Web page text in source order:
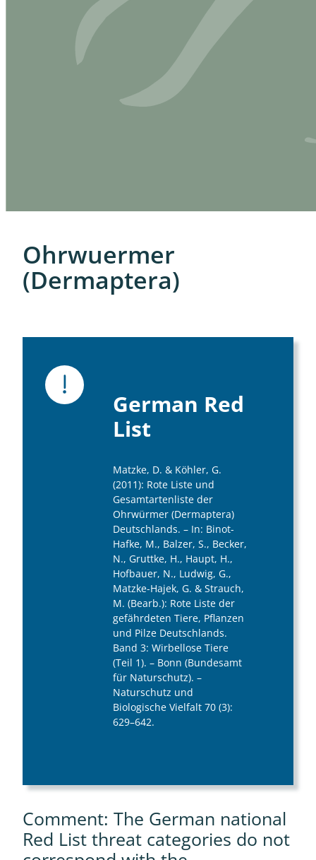
Ohrwuermer
(Dermaptera)
German Red
List
Matzke, D. & Köhler, G.
(2011): Rote Liste und
Gesamtartenliste der
Ohrwürmer (Dermaptera)
Deutschlands. – In: Binot-
Hafke, M., Balzer, S., Becker,
N., Gruttke, H., Haupt, H.,
Hofbauer, N., Ludwig, G.,
Matzke-Hajek, G. & Strauch,
M. (Bearb.): Rote Liste der
gefährdeten Tiere, Pflanzen
und Pilze Deutschlands.
Band 3: Wirbellose Tiere
(Teil 1). – Bonn (Bundesamt
für Naturschutz). –
Naturschutz und
Biologische Vielfalt 70 (3):
629–642.
Comment: The German national
Red List threat categories do not